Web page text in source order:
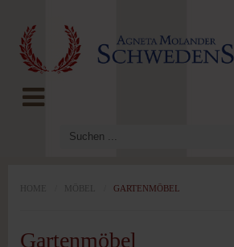
HOME MÖBEL GARTENMÖBEL
GartenmöbelAngemeldet